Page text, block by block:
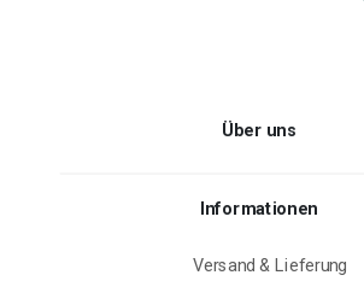
Über uns
Informationen
Versand & Lieferung